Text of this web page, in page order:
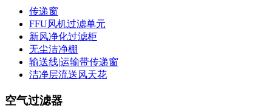
传递窗
FFU风机过滤单元
新风净化过滤柜
无尘洁净棚
输送线|运输带传递窗
洁净层流送风天花
空气过滤器